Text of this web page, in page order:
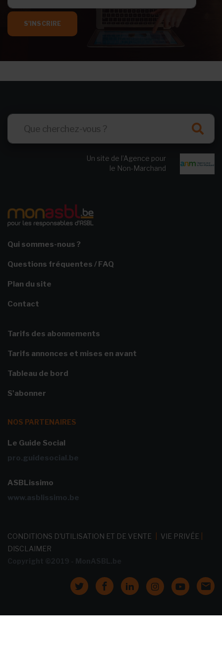
S'INSCRIRE
Un site de l’Agence pour
le Non-Marchand
Qui sommes-nous ?
Questions fréquentes / FAQ
Plan du site
Contact
Tarifs des abonnements
Tarifs annonces et mises en avant
Tableau de bord
S'abonner
NOS PARTENAIRES
Le Guide Social
pro.guidesocial.be
ASBLissimo
www.asblissimo.be
CONDITIONS D'UTILISATION ET DE VENTE VIE PRIVÉE
DISCLAIMER